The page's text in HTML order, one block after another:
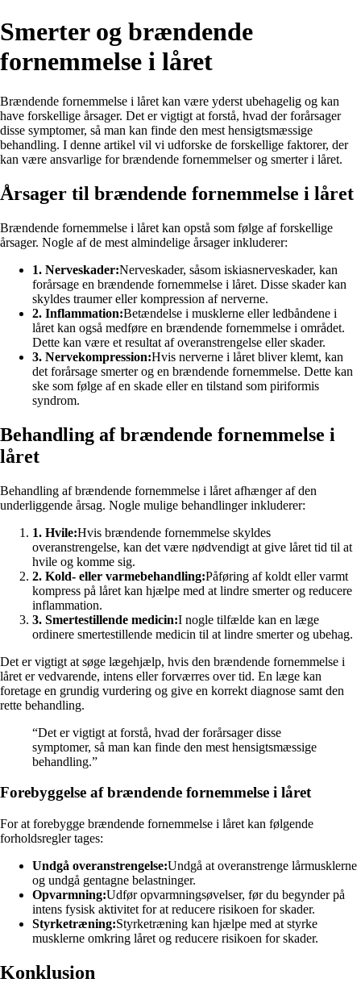
Smerter og brændende
fornemmelse i låret
Brændende fornemmelse i låret kan være yderst ubehagelig og kan
have forskellige årsager. Det er vigtigt at forstå, hvad der forårsager
disse symptomer, så man kan finde den mest hensigtsmæssige
behandling. I denne artikel vil vi udforske de forskellige faktorer, der
kan være ansvarlige for brændende fornemmelser og smerter i låret.
Årsager til brændende fornemmelse i låret
Brændende fornemmelse i låret kan opstå som følge af forskellige
årsager. Nogle af de mest almindelige årsager inkluderer:
1. Nerveskader:Nerveskader, såsom iskiasnerveskader, kan
forårsage en brændende fornemmelse i låret. Disse skader kan
skyldes traumer eller kompression af nerverne.
2. Inflammation:Betændelse i musklerne eller ledbåndene i
låret kan også medføre en brændende fornemmelse i området.
Dette kan være et resultat af overanstrengelse eller skader.
3. Nervekompression:Hvis nerverne i låret bliver klemt, kan
det forårsage smerter og en brændende fornemmelse. Dette kan
ske som følge af en skade eller en tilstand som piriformis
syndrom.
Behandling af brændende fornemmelse i
låret
Behandling af brændende fornemmelse i låret afhænger af den
underliggende årsag. Nogle mulige behandlinger inkluderer:
1. Hvile:Hvis brændende fornemmelse skyldes
overanstrengelse, kan det være nødvendigt at give låret tid til at
hvile og komme sig.
2. Kold- eller varmebehandling:Påføring af koldt eller varmt
kompress på låret kan hjælpe med at lindre smerter og reducere
inflammation.
3. Smertestillende medicin:I nogle tilfælde kan en læge
ordinere smertestillende medicin til at lindre smerter og ubehag.
Det er vigtigt at søge lægehjælp, hvis den brændende fornemmelse i
låret er vedvarende, intens eller forværres over tid. En læge kan
foretage en grundig vurdering og give en korrekt diagnose samt den
rette behandling.
“Det er vigtigt at forstå, hvad der forårsager disse
symptomer, så man kan finde den mest hensigtsmæssige
behandling.”
Forebyggelse af brændende fornemmelse i låret
For at forebygge brændende fornemmelse i låret kan følgende
forholdsregler tages:
Undgå overanstrengelse:Undgå at overanstrenge lårmusklerne
og undgå gentagne belastninger.
Opvarmning:Udfør opvarmningsøvelser, før du begynder på
intens fysisk aktivitet for at reducere risikoen for skader.
Styrketræning:Styrketræning kan hjælpe med at styrke
musklerne omkring låret og reducere risikoen for skader.
Konklusion